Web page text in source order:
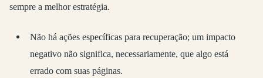
sempre a melhor estratégia.
Não há ações específicas para recuperação; um impacto
negativo não significa, necessariamente, que algo está
errado com suas páginas.